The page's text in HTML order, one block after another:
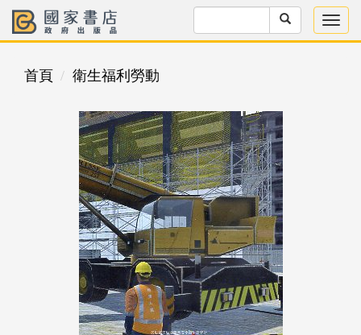
首頁 衛生福利勞動